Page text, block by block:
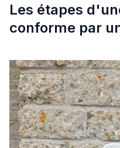
Les étapes
conforme par